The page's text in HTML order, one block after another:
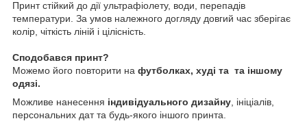
Принт стійкий до дії ультрафіолету, води, перепадів
температури. За умов належного догляду довгий час зберігає
колір, чіткість ліній і цілісність.
Сподобався принт?
Можемо його повторити на футболках, худі та та іншому
одязі.
Можливе нанесення індивідуального дизайну , ініціалів,
персональних дат та будь-якого іншого принта.